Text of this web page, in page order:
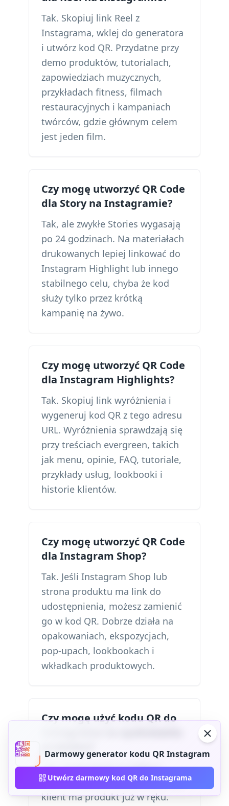
Tak. Skopiuj link Reel z
Instagrama, wklej do generatora
i utwórz kod QR. Przydatne przy
demo produktów, tutorialach,
zapowiedziach muzycznych,
przykładach fitness, filmach
restauracyjnych i kampaniach
twórców, gdzie głównym celem
jest jeden film.
Czy mogę utworzyć QR Code
dla Story na Instagramie?
Tak, ale zwykłe Stories wygasają
po 24 godzinach. Na materiałach
drukowanych lepiej linkować do
Instagram Highlight lub innego
stabilnego celu, chyba że kod
służy tylko przez krótką
kampanię na żywo.
Czy mogę utworzyć QR Code
dla Instagram Highlights?
Tak. Skopiuj link wyróżnienia i
wygeneruj kod QR z tego adresu
URL. Wyróżnienia sprawdzają się
przy treściach evergreen, takich
jak menu, opinie, FAQ, tutoriale,
przykłady usług, lookbooki i
historie klientów.
Czy mogę utworzyć QR Code
dla Instagram Shop?
Tak. Jeśli Instagram Shop lub
strona produktu ma link do
udostępnienia, możesz zamienić
go w kod QR. Dobrze działa na
opakowaniach, ekspozycjach,
pop-upach, lookbookach i
wkładkach produktowych.
Czy mogę użyć kodu QR do
Tak. Opakowanie to jedno z
najmocniejszych zastosowań, bo
klient ma produkt już w ręku.
Darmowy generator kodu QR Instagram
Utwórz darmowy kod QR do Instagrama